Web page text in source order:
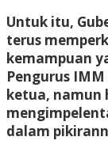
Untuk itu,
terus
kemampuan
Pengurus
ketua, namun
dalam